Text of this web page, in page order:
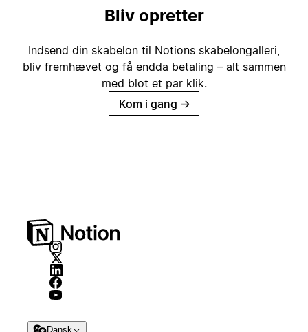
Bliv opretter
Indsend din skabelon til Notions skabelongalleri,
bliv fremhævet og få endda betaling – alt sammen
med blot et par klik.
Kom i gang →
Dansk